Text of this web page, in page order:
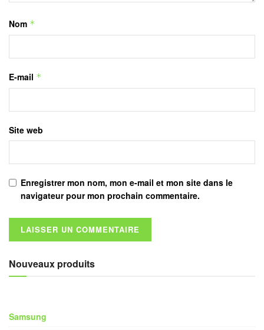
Nom *
E-mail *
Site web
Enregistrer mon nom, mon e-mail et mon site dans le
navigateur pour mon prochain commentaire.
Nouveaux produits
Samsung